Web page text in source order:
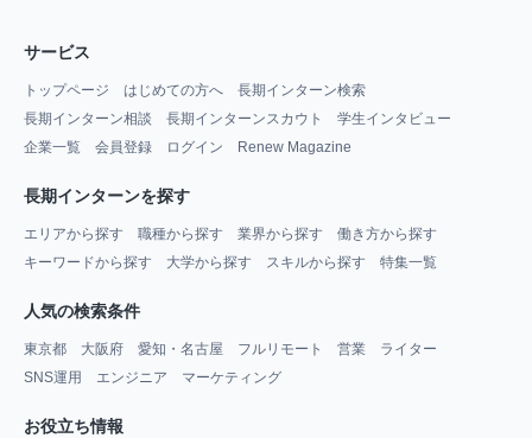
サービス
トップページ はじめての方へ
長期インターン検索
長期インターン相談
長期インターンスカウト
学生インタビュー
企業一覧
会員登録 ログイン Renew Magazine
長期インターンを探す
エリアから探す 職種から探す 業界から探す
働き方から探す
キーワードから探す
大学から探す スキルから探す 特集一覧
人気の検索条件
東京都 大阪府 愛知・名古屋 フルリモート 営業
ライター
SNS運用
エンジニア マーケティング
お役立ち情報